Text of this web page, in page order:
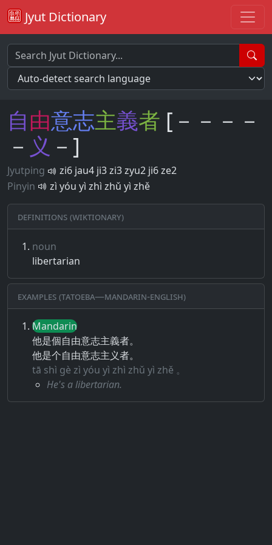
Jyut Dictionary
自由意志主義者 [－－－－
－ 义 －]
Jyutping
zi6 jau4 ji3 zi3 zyu2 ji6 ze2
Pinyin
zì yóu yì zhì zhǔ yì zhě
Definitions (Wiktionary)
noun
libertarian
Examples (Tatoeba—Mandarin-English)
Mandarin
他是個自由意志主義者。
他是个自由意志主义者。
tā shì gè zì yóu yì zhì zhǔ yì zhě 。
He's a libertarian.